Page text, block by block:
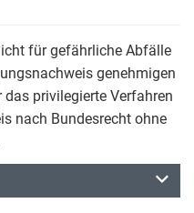
für gefährliche Abfälle
genehmigen
privilegierte Verfahren
nach Bundesrecht ohne